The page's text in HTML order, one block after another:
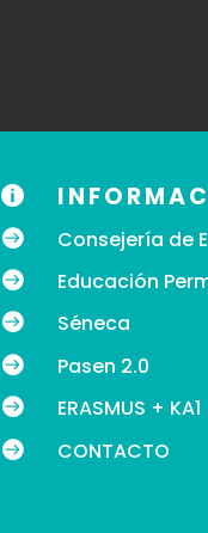

 Consejería de
 Educación
 Séneca
 Pasen 2.0
 ERASMUS + KA1
 CONTACTO